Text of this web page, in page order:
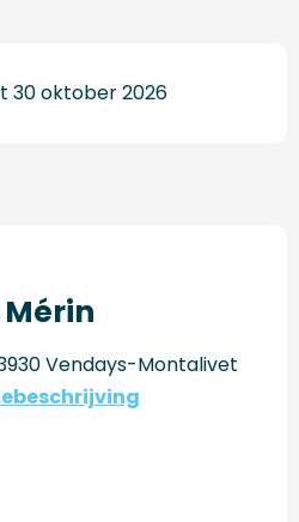
30 oktober 2026
Vendays-Montalivet